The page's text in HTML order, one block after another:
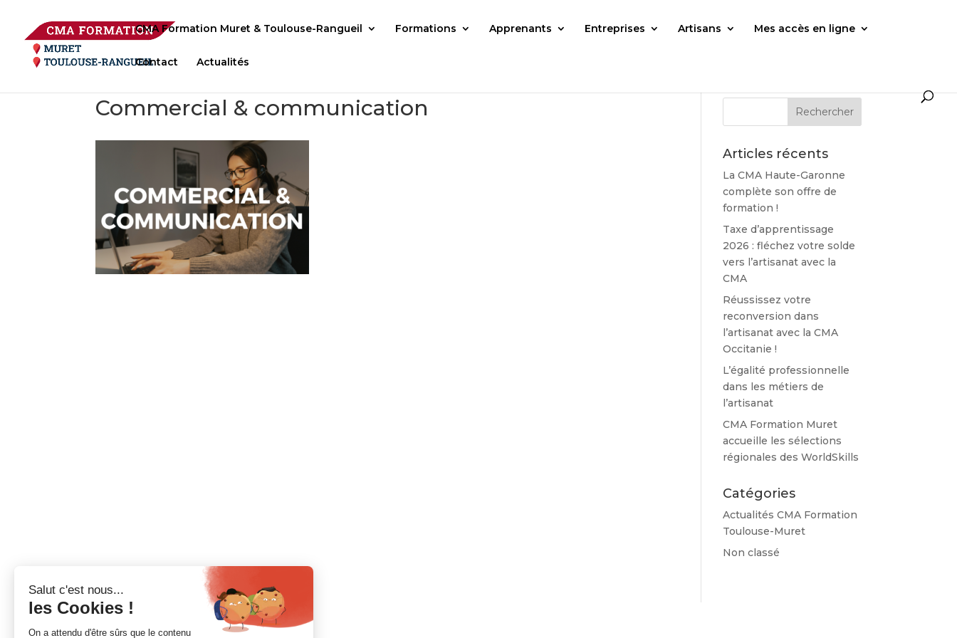
CMA Formation Muret & Toulouse-Rangueil Formations Apprenants Entreprises Artisans Mes accès en ligne
Contact Actualités
Commercial & communication
Articles récents
La CMA Haute-Garonne
complète son offre de
formation !
Taxe d’apprentissage
2026 : fléchez votre solde
vers l’artisanat avec la
CMA
Réussissez votre
reconversion dans
l’artisanat avec la CMA
Occitanie !
L’égalité professionnelle
dans les métiers de
l’artisanat
CMA Formation Muret
accueille les sélections
régionales des WorldSkills
Catégories
Actualités CMA Formation
Toulouse-Muret
Non classé